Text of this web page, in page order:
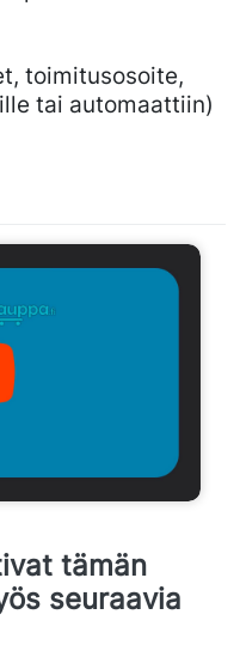
toimitusosoite,
tai automaattiin)
tämän
seuraavia